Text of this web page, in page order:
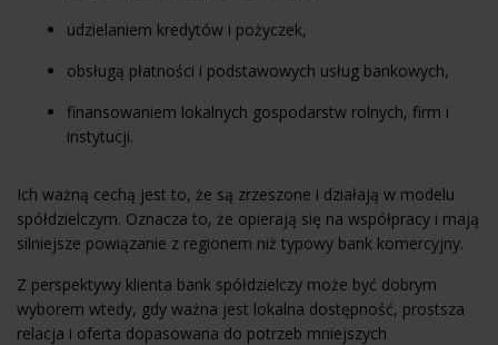
udzielaniem kredytów i pożyczek,
obsługą płatności i podstawowych usług bankowych,
finansowaniem lokalnych gospodarstw rolnych, firm i
instytucji.
Ich ważną cechą jest to, że są zrzeszone i działają w modelu
spółdzielczym. Oznacza to, że opierają się na współpracy i mają
silniejsze powiązanie z regionem niż typowy bank komercyjny.
Z perspektywy klienta bank spółdzielczy może być dobrym
wyborem wtedy, gdy ważna jest lokalna dostępność, prostsza
relacja i oferta dopasowana do potrzeb mniejszych